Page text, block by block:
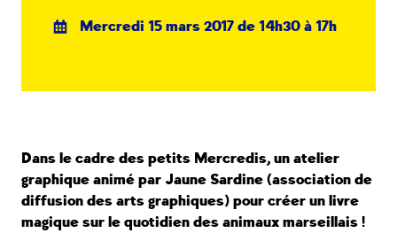
Mercredi 15 mars 2017 de 14h30 à 17h
Dans le cadre des petits Mercredis, un atelier
graphique animé par Jaune Sardine (association de
diffusion des arts graphiques) pour créer un livre
magique sur le quotidien des animaux marseillais !